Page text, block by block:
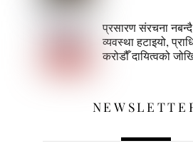
प्रसारण संरचना
व्यवस्था हटाइयो,
करोडौँ दायित्वको